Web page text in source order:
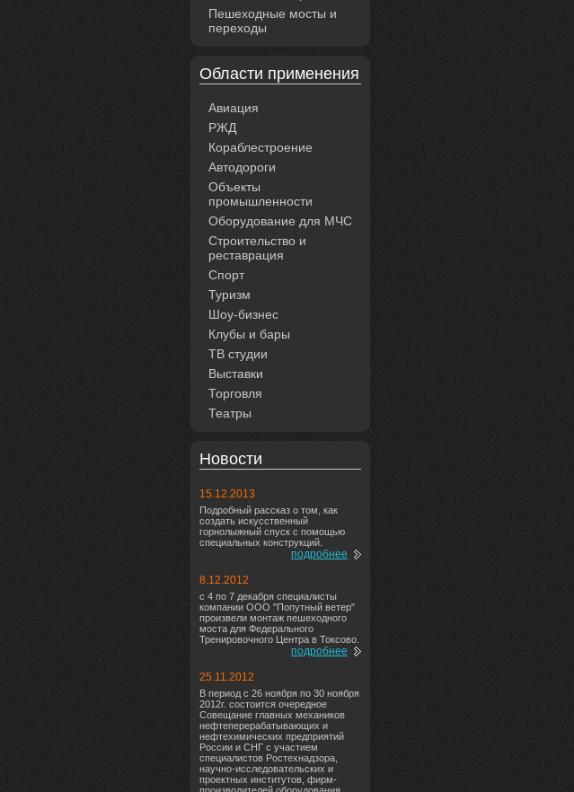
Пешеходные мосты и
переходы
Области применения
Авиация
РЖД
Кораблестроение
Автодороги
Объекты
промышленности
Оборудование для МЧС
Строительство и
реставрация
Спорт
Туризм
Шоу-бизнес
Клубы и бары
ТВ студии
Выставки
Торговля
Театры
Новости
15.12.2013
Подробный рассказ о том, как
создать искусственный
горнолыжный спуск с помощью
специальных конструкций.
подробнее
8.12.2012
с 4 по 7 декабря специалисты
компании ООО "Попутный ветер"
произвели монтаж пешеходного
моста для Федерального
Тренировочного Центра в Токсово.
подробнее
25.11.2012
В период с 26 ноября по 30 ноября
2012г. состоится очередное
Совещание главных механиков
нефтеперерабатывающих и
нефтехимических предприятий
России и СНГ с участием
специалистов Ростехнадзора,
научно-исследовательских и
проектных институтов, фирм-